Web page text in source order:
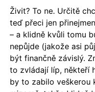
Živit? To ne. Určitě
teď přeci jen
– a klidně kvůli tomu
nepůjde (jakože asi
být finančně závislý.
to zvládají líp, někteří
by to zabilo veškerou